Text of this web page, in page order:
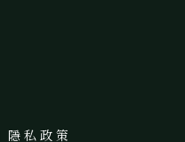
隱 私 政 策